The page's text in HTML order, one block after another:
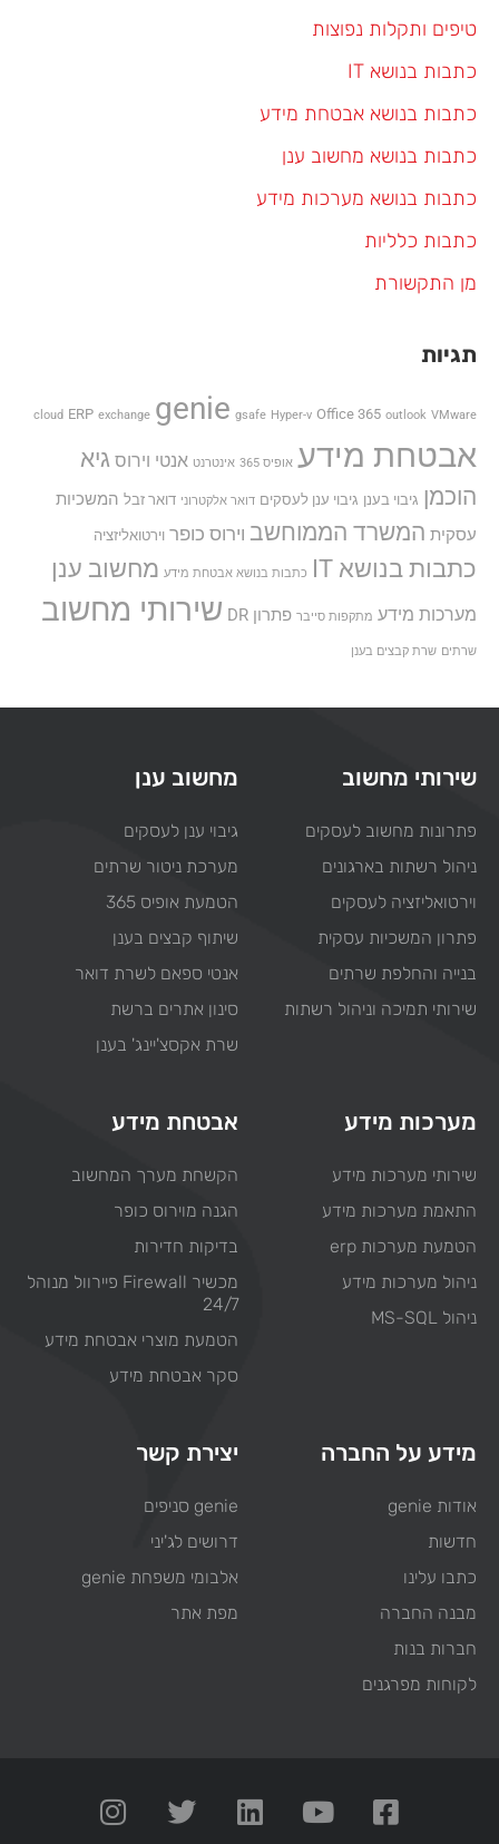
טיפים ותקלות נפוצות
כתבות בנושא IT
כתבות בנושא אבטחת מידע
כתבות בנושא מחשוב ענן
כתבות בנושא מערכות מידע
כתבות כלליות
מן התקשורת
תגיות
cloud ERP exchange genie gsafe Hyper-v Office 365 outlook VMware
אבטחת מידע אופיס 365 אינטרנט אנטי וירוס גיא
הוכמן גיבוי בענן גיבוי ענן לעסקים דואר אלקטרוני דואר זבל המשכיות
עסקית המשרד הממוחשב וירוס כופר וירטואליזציה
כתבות בנושא IT כתבות בנושא אבטחת מידע מחשוב ענן
מערכות מידע מתקפות סייבר פתרון DR שירותי מחשוב
שרתים שרת קבצים בענן
שירותי מחשוב
פתרונות מחשוב לעסקים
ניהול רשתות בארגונים
וירטואליזציה לעסקים
פתרון המשכיות עסקית
בנייה והחלפת שרתים
שירותי תמיכה וניהול רשתות
מחשוב ענן
גיבוי ענן לעסקים
מערכת ניטור שרתים
הטמעת אופיס 365
שיתוף קבצים בענן
אנטי ספאם לשרת דואר
סינון אתרים ברשת
שרת אקסצ'יינג' בענן
מערכות מידע
שירותי מערכות מידע
התאמת מערכות מידע
הטמעת מערכות erp
ניהול מערכות מידע
ניהול MS-SQL
אבטחת מידע
הקשחת מערך המחשוב
הגנה מוירוס כופר
בדיקות חדירות
מכשיר Firewall פיירוול מנוהל
24/7
הטמעת מוצרי אבטחת מידע
סקר אבטחת מידע
מידע על החברה
אודות genie
חדשות
כתבו עלינו
מבנה החברה
חברות בנות
לקוחות מפרגנים
יצירת קשר
genie סניפים
דרושים לג'יני
אלבומי משפחת genie
מפת אתר